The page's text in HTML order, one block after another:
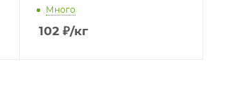
Много
102₽/кг